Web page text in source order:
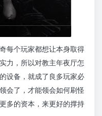
每个玩家都想让本身取得
力，所以对教主年夜厅怎
设备，就成了良多玩家必
会了，才能领会如何刷怪
多的资本，来更好的撑持